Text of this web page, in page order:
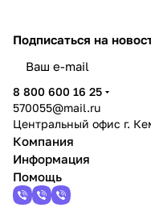
Подписаться на
8 800 600 16 25
570055@mail.ru
Центральный офис г.
Компания
Информация
Помощь